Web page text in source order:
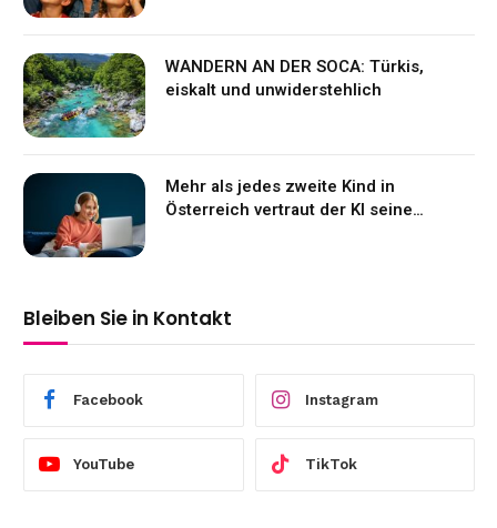
WANDERN AN DER SOCA: Türkis,
eiskalt und unwiderstehlich
Mehr als jedes zweite Kind in
Österreich vertraut der KI seine
Bleiben Sie in Kontakt
Facebook Instagram
YouTube TikTok